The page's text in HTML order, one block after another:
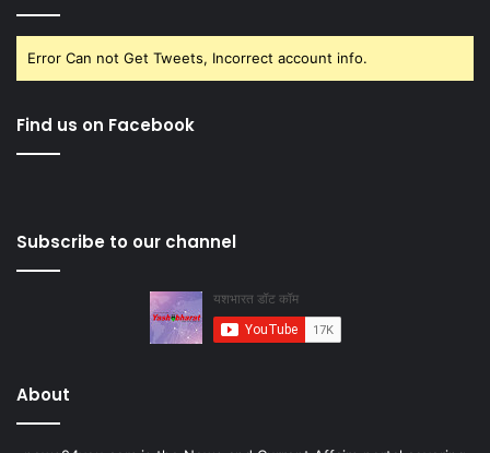
Error Can not Get Tweets, Incorrect account info.
Find us on Facebook
Subscribe to our channel
About